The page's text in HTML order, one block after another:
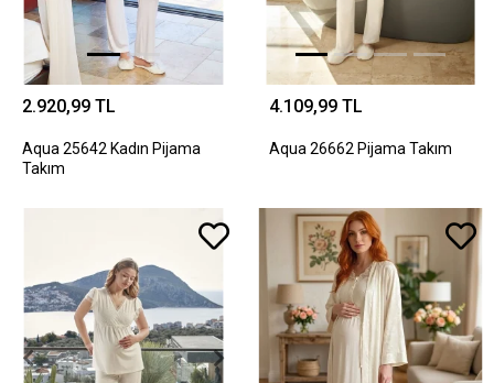
2.920,99 TL
Aqua 25642 Kadın Pijama
Takım
4.109,99 TL
Aqua 26662 Pijama Takım